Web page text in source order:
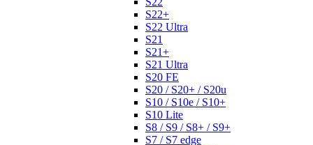
S22+
S22 Ultra
S21
S21+
S21 Ultra
S20 FE
S20 / S20+ / S20u
S10 / S10e / S10+
S10 Lite
S8 / S9 / S8+ / S9+
S7 / S7 edge